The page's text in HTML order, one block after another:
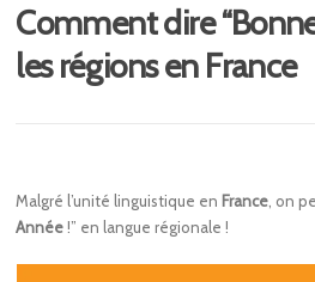
Comment dire
les régions en France
Malgré l’unité linguistique en France, on
Année!” en langue régionale !